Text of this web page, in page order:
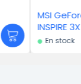
5070 12G